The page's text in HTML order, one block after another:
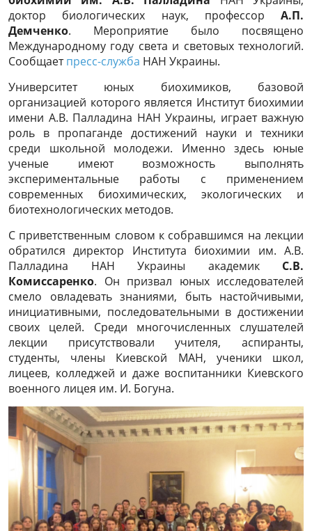
доктор биологических наук, профессор А.П.
Демченко. Мероприятие было посвящено
Международному году света и световых технологий.
Сообщаетпресс-служба НАН Украины.
Университет юных биохимиков, базовой
организацией которого является Институт биохимии
имени А.В. Палладина НАН Украины, играет важную
роль в пропаганде достижений науки и техники
среди школьной молодежи. Именно здесь юные
ученые имеют возможность выполнять
экспериментальные работы с применением
современных биохимических, экологических и
биотехнологических методов.
С приветственным словом к собравшимся на лекции
обратился директор Института биохимии им. А.В.
Палладина НАН Украины академик С.В.
Комиссаренко. Он призвал юных исследователей
смело овладевать знаниями, быть настойчивыми,
инициативными, последовательными в достижении
своих целей. Среди многочисленных слушателей
лекции присутствовали учителя, аспиранты,
студенты, члены Киевской МАН, ученики школ,
лицеев, колледжей и даже воспитанники Киевского
военного лицея им. И. Богуна.